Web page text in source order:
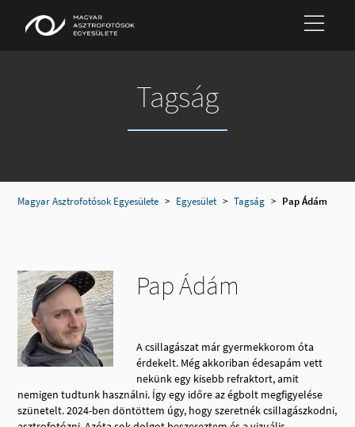
Tagság
Magyar Asztrofotósok Egyesülete > Egyesület > Tagság > Pap Ádám
Pap Ádám
A csillagászat már gyermekkorom óta
érdekelt. Még akkoriban édesapám vett
nekünk egy kisebb refraktort, amit
nemigen tudtunk használni. Így egy időre az égbolt megfigyelése
szünetelt. 2024-ben döntöttem úgy, hogy szeretnék csillagászkodni,